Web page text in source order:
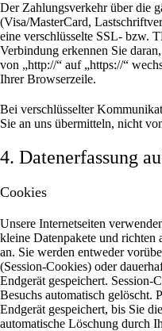
Der Zahlungsverkehr über die
(Visa/MasterCard,
eine verschlüsselte SSL- bzw.
Verbindung erkennen Sie
von „http://“ auf „https://“
Ihrer Browserzeile.
Bei verschlüsselter
Sie an uns übermitteln, nicht
4. Datenerfassung
Cookies
Unsere Internetseiten
kleine Datenpakete und richten
an. Sie werden entweder
(Session-Cookies) oder
Endgerät gespeichert. Session-
Besuchs automatisch gelöscht.
Endgerät gespeichert, bis Sie
automatische Löschung durch